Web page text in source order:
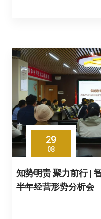
29
08
知势明责 聚力前行 |
半年经营形势分析会